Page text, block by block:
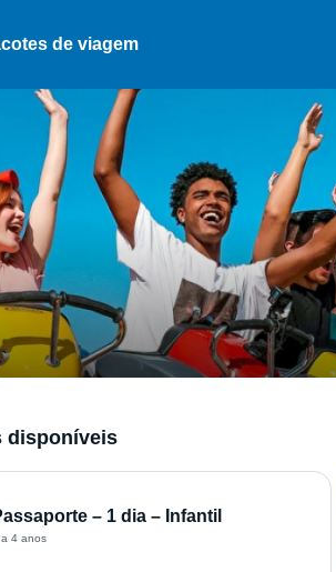
de viagem
disponíveis
– 1 dia – Infantil
4 anos